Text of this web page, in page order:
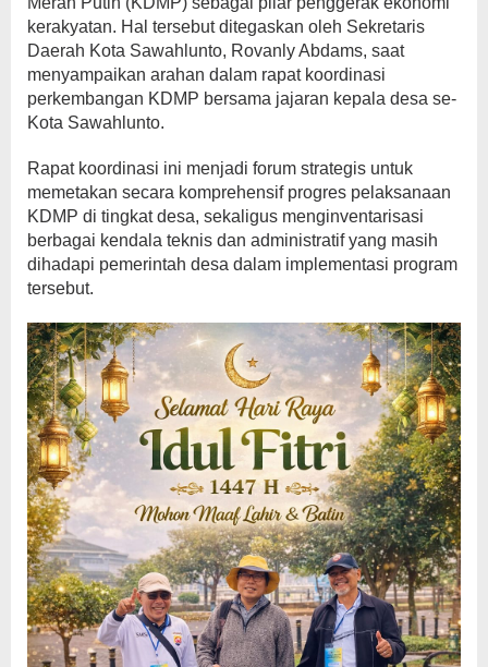
kerakyatan. Hal tersebut ditegaskan oleh Sekretaris
Daerah Kota Sawahlunto, Rovanly Abdams, saat
menyampaikan arahan dalam rapat koordinasi
perkembangan KDMP bersama jajaran kepala desa se-
Kota Sawahlunto.
Rapat koordinasi ini menjadi forum strategis untuk
memetakan secara komprehensif progres pelaksanaan
KDMP di tingkat desa, sekaligus menginventarisasi
berbagai kendala teknis dan administratif yang masih
dihadapi pemerintah desa dalam implementasi program
tersebut.